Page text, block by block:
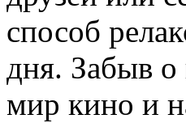
способ
дня. Забыв о
мир кино и